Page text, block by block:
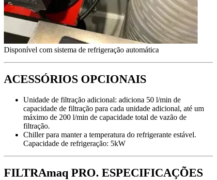
Disponível com sistema de refrigeração automática
ACESSÓRIOS OPCIONAIS
Unidade de filtração adicional: adiciona 50 l/min de
capacidade de filtração para cada unidade adicional, até um
máximo de 200 l/min de capacidade total de vazão de
filtração.
Chiller para manter a temperatura do refrigerante estável.
Capacidade de refrigeração: 5kW
FILTRAmaq PRO. ESPECIFICAÇÕES